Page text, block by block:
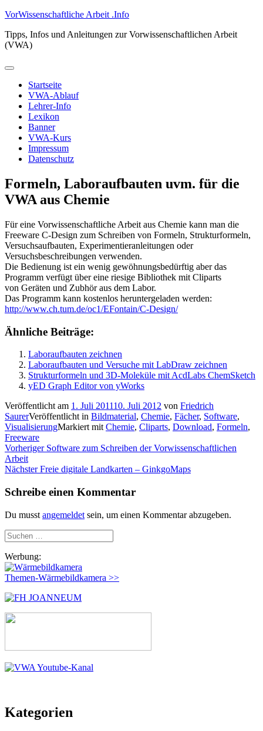
Zum
springen
VorWissenschaftliche Arbeit .Info
Tipps, Infos und Anleitungen zur Vorwissenschaftlichen Arbeit
(VWA)
Primäres
Startseite
VWA-Ablauf
Lehrer-Info
Lexikon
Banner
VWA-Kurs
Impressum
Datenschutz
Formeln, Laboraufbauten uvm. für die
VWA aus Chemie
Für eine Vorwissenschaftliche Arbeit aus Chemie kann man die
Freeware C-Design zum Schreiben von Formeln, Strukturformeln,
Versuchsaufbauten, Experimentieranleitungen oder
Versuchsbeschreibungen verwenden.
Die Bedienung ist ein wenig gewöhnungsbedürftig aber das
Programm verfügt über eine riesige Bibliothek mit Cliparts
von Geräten und Zubhör aus dem Labor.
Das Programm kann kostenlos heruntergeladen werden:
http://www.ch.tum.de/oc1/EFontain/C-Design/
Ähnliche Beiträge:
Laboraufbauten zeichnen
Laboraufbauten und Versuche mit LabDraw zeichnen
Strukturformeln und 3D-Moleküle mit AcdLabs ChemSketch
yED Graph Editor von yWorks
Veröffentlicht am 1. Juli 201110. Juli 2012 von Friedrich
SaurerVeröffentlicht in Bildmaterial, Chemie, Fächer, Software,
VisualisierungMarkiert mit Chemie, Cliparts, Download, Formeln,
Freeware
Beitragsnavigation
Vorheriger Vorheriger
Software zum Schreiben der Vorwissenschaftlichen
Arbeit
Nächster Nächster
Freie digitale Landkarten – GinkgoMaps
Schreibe einen Kommentar
Du musst angemeldet sein, um einen Kommentar abzugeben.
Suchen
nach:
Werbung:
Themen-Wärmebildkamera >>
Kategorien